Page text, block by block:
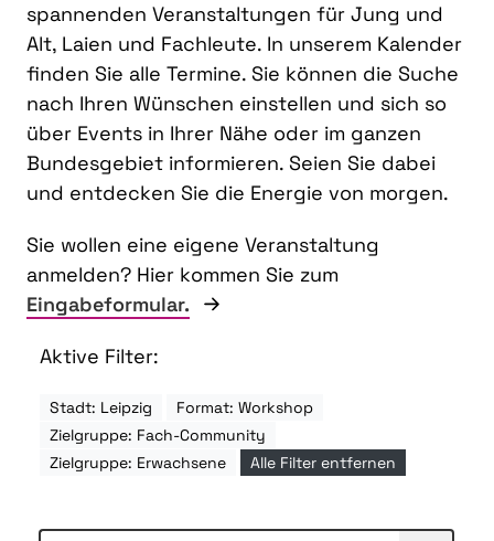
spannenden Veranstaltungen für Jung und
Alt, Laien und Fachleute. In unserem Kalender
finden Sie alle Termine. Sie können die Suche
nach Ihren Wünschen einstellen und sich so
über Events in Ihrer Nähe oder im ganzen
Bundesgebiet informieren. Seien Sie dabei
und entdecken Sie die Energie von morgen.
Sie wollen eine eigene Veranstaltung
anmelden? Hier kommen Sie zum
Eingabeformular.
Aktive Filter:
Stadt: Leipzig
Format: Workshop
Zielgruppe: Fach-Community
Zielgruppe: Erwachsene
Alle Filter entfernen